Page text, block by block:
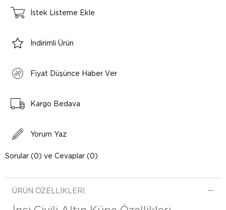
İstek Listeme Ekle
İndirimli Ürün
Fiyat Düşünce Haber Ver
Kargo Bedava
Yorum Yaz
Sorular (0) ve Cevaplar (0)
ÜRÜN ÖZELLIKLERI